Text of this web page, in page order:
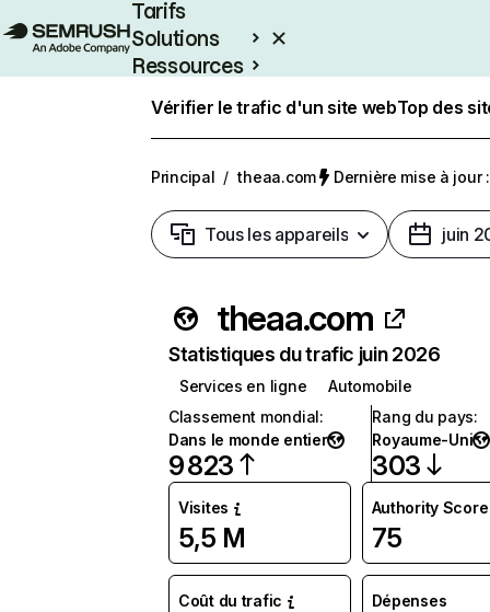
Tarifs
Solutions
Ressources
Vérifier le trafic d'un site webTop des
Principal / theaa.com Dernière mise à jour
Tous les appareils juin
theaa.com
Statistiques du trafic juin 2026
Services en ligne
Automobile
Classement mondial:
Dans le monde entier
9 823
Rang du pays:
Royaume-Uni
303
Visites
5,5 M
Authority Score
75
Coût du trafic
Dépenses